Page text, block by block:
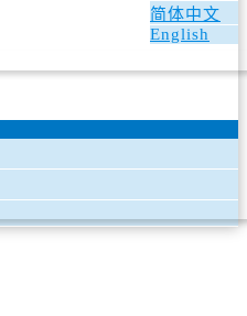
简体中文
English